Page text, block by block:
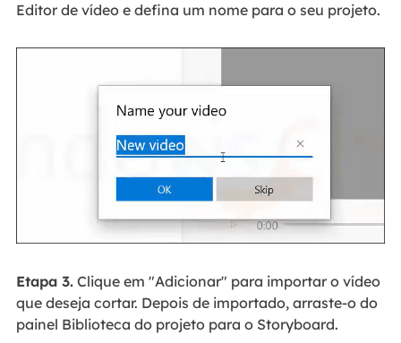
Editor de vídeo e defina um nome para o seu projeto.
Etapa 3.Clique em "Adicionar" para importar o vídeo
que deseja cortar. Depois de importado, arraste-o do
painel Biblioteca do projeto para o Storyboard.